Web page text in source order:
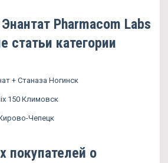
Pharmacom Labs
статьи категории
+ Станаза Ногинск
150 Климовск
Чепецк
покупателей о